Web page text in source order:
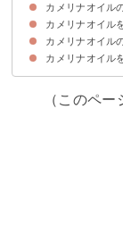
①ブロッコリ
②値段が高い
カメリナオイル
カメリナオイ
カメリナオイ
カメリナオイル
①トマトの和
②なすの揚げ
カメリナオイル
①創健社 カメ
③薬剤師設計
カメリナオイル
（このペ